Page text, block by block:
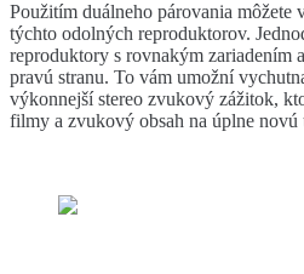
Použitím duálneho párovania môžete
týchto odolných reproduktorov.
reproduktory s rovnakým zariadením
pravú stranu. To vám umožní
výkonnejší stereo zvukový zážitok,
filmy a zvukový obsah na úplne novú